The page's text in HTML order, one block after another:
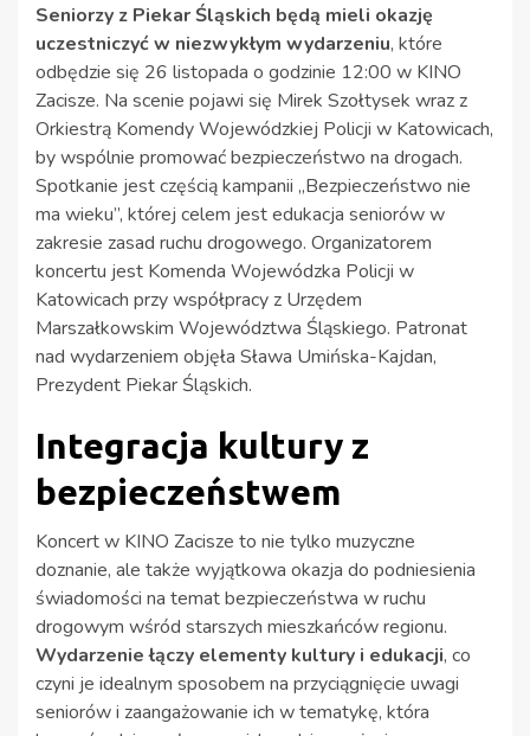
Seniorzy z Piekar Śląskich będą mieli okazję
uczestniczyć w niezwykłym wydarzeniu, które
odbędzie się 26 listopada o godzinie 12:00 w KINO
Zacisze. Na scenie pojawi się Mirek Szołtysek wraz z
Orkiestrą Komendy Wojewódzkiej Policji w Katowicach,
by wspólnie promować bezpieczeństwo na drogach.
Spotkanie jest częścią kampanii „Bezpieczeństwo nie
ma wieku”, której celem jest edukacja seniorów w
zakresie zasad ruchu drogowego. Organizatorem
koncertu jest Komenda Wojewódzka Policji w
Katowicach przy współpracy z Urzędem
Marszałkowskim Województwa Śląskiego. Patronat
nad wydarzeniem objęła Sława Umińska-Kajdan,
Prezydent Piekar Śląskich.
Integracja kultury z
bezpieczeństwem
Koncert w KINO Zacisze to nie tylko muzyczne
doznanie, ale także wyjątkowa okazja do podniesienia
świadomości na temat bezpieczeństwa w ruchu
drogowym wśród starszych mieszkańców regionu.
Wydarzenie łączy elementy kultury i edukacji, co
czyni je idealnym sposobem na przyciągnięcie uwagi
seniorów i zaangażowanie ich w tematykę, która